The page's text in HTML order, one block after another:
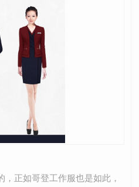
正如哥登工作服也是如此，